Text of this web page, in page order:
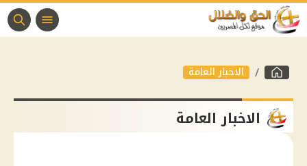
الاخبار العامة
الاخبار العامة